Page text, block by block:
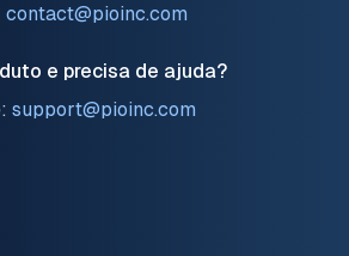
contact@pioinc.com
e precisa de ajuda?
support@pioinc.com